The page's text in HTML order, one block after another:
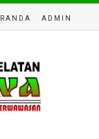
ADMIN